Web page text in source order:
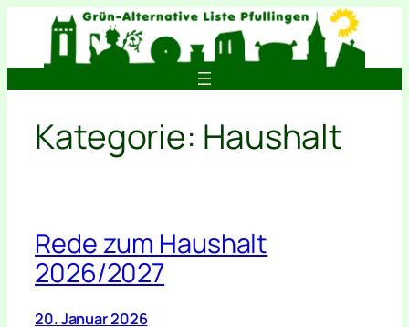
springen
Kategorie: Haushalt
Rede zum Haushalt
2026/2027
20. Januar 2026